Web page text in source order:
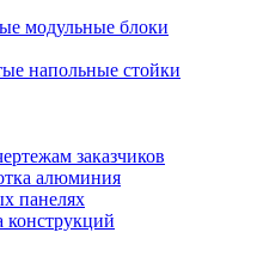
модульные блоки
напольные стойки
заказчиков
алюминия
панелях
конструкций